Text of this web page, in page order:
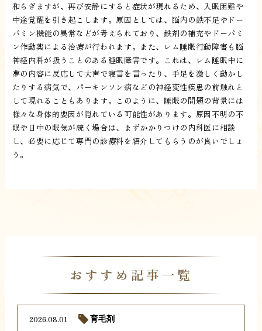
和らぎますが、再び安静にすると症状が現れるため、入眠困難や
中途覚醒を引き起こします。原因としては、脳内の鉄不足やドー
パミン機能の異常などが考えられており、鉄剤の補充やドーパミ
ン作動薬による治療が行われます。また、レム睡眠行動障害も脳
神経内科が扱うことのある睡眠障害です。これは、レム睡眠中に
夢の内容に反応して大声で寝言を言ったり、手足を激しく動かし
たりする病気で、パーキンソン病などの神経変性疾患の前触れと
して現れることもあります。このように、睡眠の問題の背景には
様々な身体的要因が隠れている可能性があります。原因不明の不
眠や日中の眠気が続く場合は、まずかかりつけの内科医に相談
し、必要に応じて専門の診療科を紹介してもらうのが良いでしょ
う。
おすすめ記事一覧
2026.08.01 育毛剤